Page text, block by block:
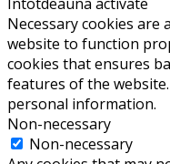
Necessary cookies
website to function
cookies that ensures
features of the
personal information.
Non-necessary
Non-necessary